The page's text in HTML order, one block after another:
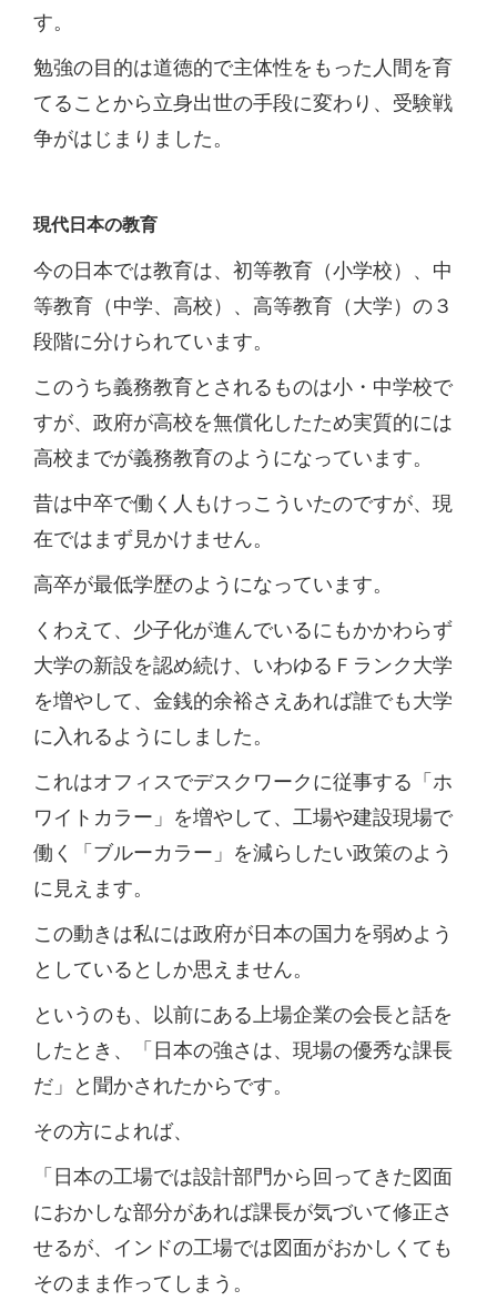
す。
勉強の目的は道徳的で主体性をもった人間を育
てることから立身出世の手段に変わり、受験戦
争がはじまりました。
現代日本の教育
今の日本では教育は、初等教育（小学校）、中
等教育（中学、高校）、高等教育（大学）の３
段階に分けられています。
このうち義務教育とされるものは小・中学校で
すが、政府が高校を無償化したため実質的には
高校までが義務教育のようになっています。
昔は中卒で働く人もけっこういたのですが、現
在ではまず見かけません。
高卒が最低学歴のようになっています。
くわえて、少子化が進んでいるにもかかわらず
大学の新設を認め続け、いわゆるＦランク大学
を増やして、金銭的余裕さえあれば誰でも大学
に入れるようにしました。
これはオフィスでデスクワークに従事する「ホ
ワイトカラー」を増やして、工場や建設現場で
働く「ブルーカラー」を減らしたい政策のよう
に見えます。
この動きは私には政府が日本の国力を弱めよう
としているとしか思えません。
というのも、以前にある上場企業の会長と話を
したとき、「日本の強さは、現場の優秀な課長
だ」と聞かされたからです。
その方によれば、
「日本の工場では設計部門から回ってきた図面
におかしな部分があれば課長が気づいて修正さ
せるが、インドの工場では図面がおかしくても
そのまま作ってしまう。